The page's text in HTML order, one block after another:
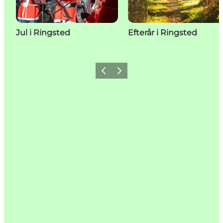
Jul i Ringsted Efterår i Ringsted
ForrigeNæste